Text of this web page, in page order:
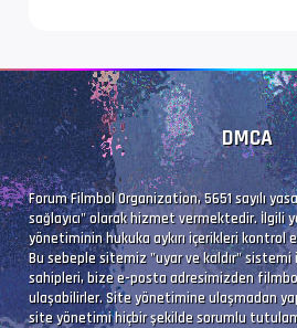
DMCA
Forum Filmbol Organization, 5651 sayılı
sağlayıcı" olarak hizmet vermektedir. İlgili
yönetiminin hukuka aykırı içerikleri
Bu sebeple sitemiz "uyar ve kaldır" sistemi
sahipleri, bize e-posta adresimizden
ulaşabilirler. Site yönetimine ulaşmadan
site yönetimi hiçbir şekilde sorumlu